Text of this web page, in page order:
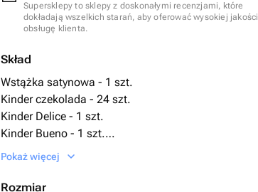
Supersklepy to sklepy z doskonałymi recenzjami, które
dokładają wszelkich starań, aby oferować wysokiej jakości
obsługę klienta.
Skład
Wstążka satynowa - 1 szt.
Kinder czekolada - 24 szt.
Kinder Delice - 1 szt.
Kinder Bueno - 1 szt.
Киндер кантри - 1 szt.
киндер джой - 1 szt.
Pokaż więcej
Rozmiar